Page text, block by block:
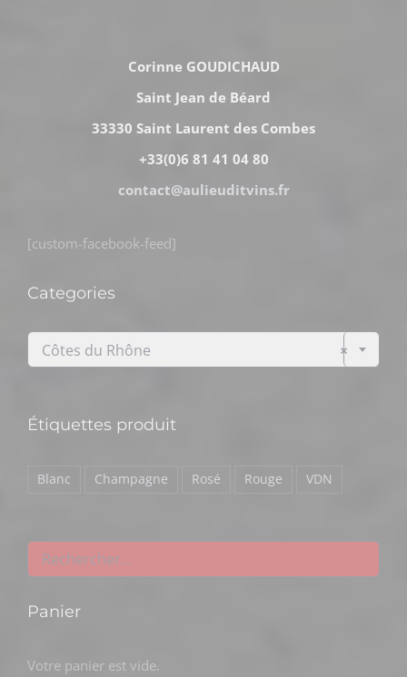
Corinne GOUDICHAUD
Saint Jean de Béard
33330 Saint Laurent des Combes
+33(0)6 81 41 04 80
contact@aulieuditvins.fr
[custom-facebook-feed]
Categories
×
Côtes du Rhône
Étiquettes produit
Blanc Champagne Rosé Rouge VDN
Panier
Votre panier est vide.